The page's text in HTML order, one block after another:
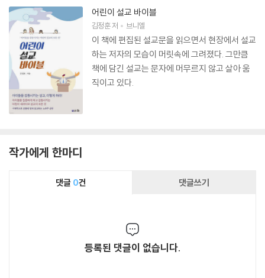
어린이 설교 바이블
김정훈저 브니엘
이 책에 편집된 설교문을 읽으면서 현장에서 설교
하는 저자의 모습이 머릿속에 그려졌다. 그만큼
책에 담긴 설교는 문자에 머무르지 않고 살아 움
직이고 있다.
작가에게 한마디
댓글 0건 댓글쓰기
등록된 댓글이 없습니다.